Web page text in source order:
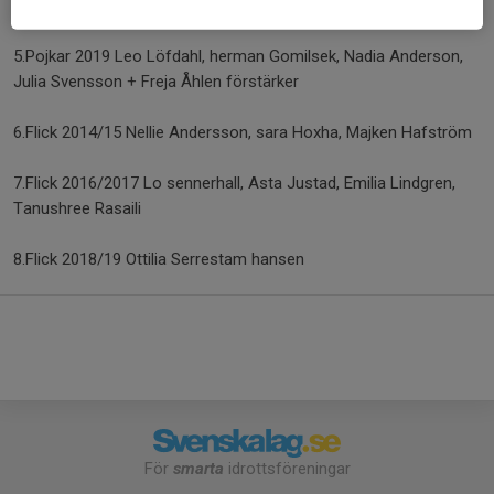
5.Pojkar 2019 Leo Löfdahl, herman Gomilsek, Nadia Anderson,
Julia Svensson + Freja Åhlen förstärker
6.Flick 2014/15 Nellie Andersson, sara Hoxha, Majken Hafström
7.Flick 2016/2017 Lo sennerhall, Asta Justad, Emilia Lindgren,
Tanushree Rasaili
8.Flick 2018/19 Ottilia Serrestam hansen
För smarta idrottsföreningar